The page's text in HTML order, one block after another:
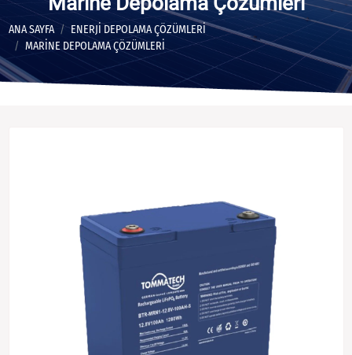
ANA SAYFA
ENERJİ DEPOLAMA ÇÖZÜMLERİ
MARINE DEPOLAMA ÇÖZÜMLERI